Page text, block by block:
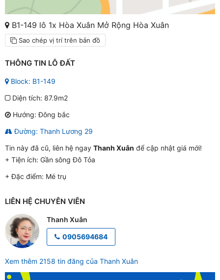
B1-149 lô 1x Hòa Xuân Mở Rộng Hòa Xuân
Sao chép vị trí trên bản đồ
THÔNG TIN LÔ ĐẤT
Block: B1-149
Diện tích: 87.9m2
Hướng: Đông bắc
Đường: Thanh Lương 29
Tin này đã cũ, liên hệ ngay Thanh Xuân để cập nhật giá mới!
+ Tiện ích: Gần sông Đô Tỏa
+ Đặc điểm: Mé trụ
LIÊN HỆ CHUYÊN VIÊN
Thanh Xuân
0905694684
Xem thêm 2158 tin đăng của Thanh Xuân